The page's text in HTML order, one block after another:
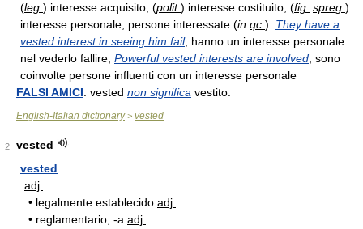
(leg. ) interesse acquisito; (polit.) interesse costituito; (fig. spreg. )
interesse personale; persone interessate (in qc. ): They have a
vested interest in seeing him fail, hanno un interesse personale
nel vederlo fallire; Powerful vested interests are involved , sono
coinvolte persone influenti con un interesse personale
FALSI AMICI: vested non significa vestito.
English-Italian dictionary> vested
2
vested
vested
adj.
• legalmente establecido adj.
• reglamentario, -a adj.